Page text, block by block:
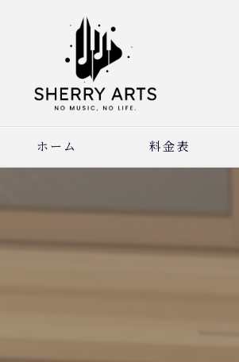
ホーム 料金表